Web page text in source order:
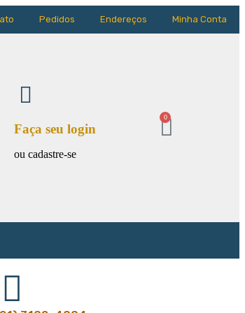
Pedidos Endereços Minha Conta
Faça seu login
ou cadastre-se
0